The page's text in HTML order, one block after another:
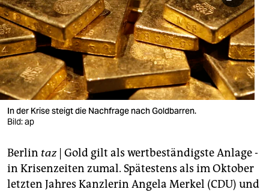
nord
wahrheit
verlag
verlag
veranstaltungen
fragen & hilfe
unterstützen
In der Krise steigt die Nachfrage nach Goldbarren.
Bild: ap
Berlin taz| Gold gilt als wertbeständigste Anlage -
in Krisenzeiten zumal. Spätestens als im Oktober
letzten Jahres Kanzlerin Angela Merkel (CDU) und